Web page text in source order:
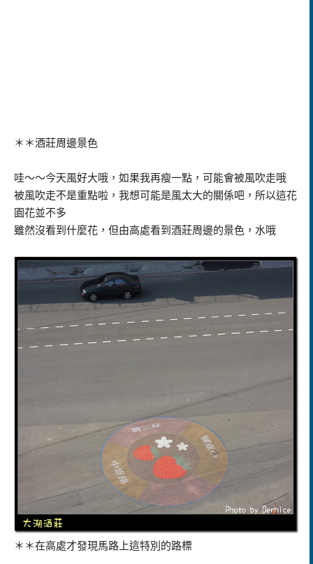
＊＊酒莊周邊景色
哇～～今天風好大哦，如果我再瘦一點，可能會被風吹走哦
被風吹走不是重點啦，我想可能是風太大的關係吧，所以這花
園花並不多
雖然沒看到什麼花，但由高處看到酒莊周邊的景色，水哦
＊＊在高處才發現馬路上這特別的路標